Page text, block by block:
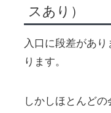
スあり）
入口に段差があ
ります。
しかしほとんど